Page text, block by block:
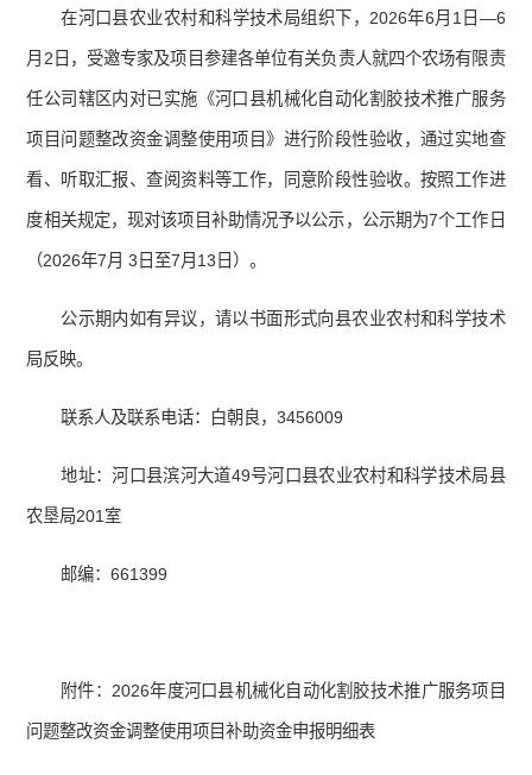
在河口县农业农村和科学技术局组织下，2026年6月1日—6
月2日，受邀专家及项目参建各单位有关负责人就四个农场有限责
任公司辖区内对已实施《河口县机械化自动化割胶技术推广服务
项目问题整改资金调整使用项目》进行阶段性验收，通过实地查
看、听取汇报、查阅资料等工作，同意阶段性验收。按照工作进
度相关规定，现对该项目补助情况予以公示，公示期为7个工作日
（2026年7月 3日至7月13日）。
公示期内如有异议，请以书面形式向县农业农村和科学技术
局反映。
联系人及联系电话：白朝良，3456009
地址：河口县滨河大道49号河口县农业农村和科学技术局县
农垦局201室
邮编：661399
附件：2026年度河口县机械化自动化割胶技术推广服务项目
问题整改资金调整使用项目补助资金申报明细表